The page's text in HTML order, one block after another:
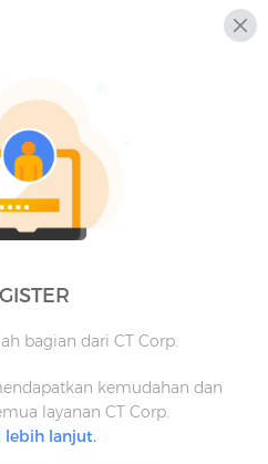
bagian dari CT Corp.
kemudahan dan
layanan CT Corp.
lebih lanjut.